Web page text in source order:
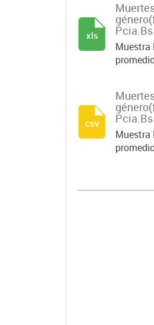
Muestra
xls
Muestra
csv